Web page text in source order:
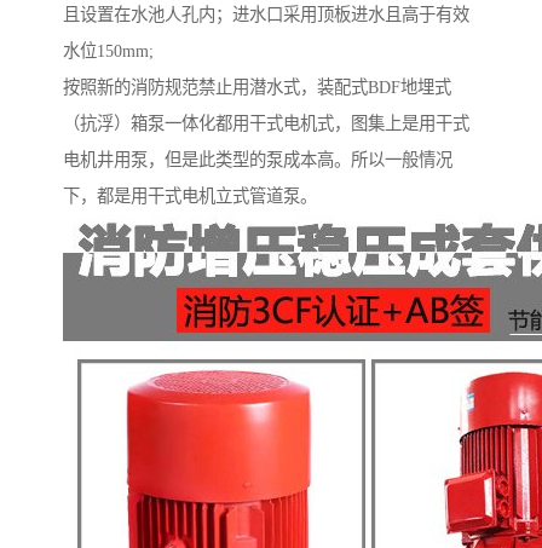
且设置在水池人孔内；进水口采用顶板进水且高于有效
水位150mm;
按照新的消防规范禁止用潜水式，装配式BDF地埋式
（抗浮）箱泵一体化都用干式电机式，图集上是用干式
电机井用泵，但是此类型的泵成本高。所以一般情况
下，都是用干式电机立式管道泵。